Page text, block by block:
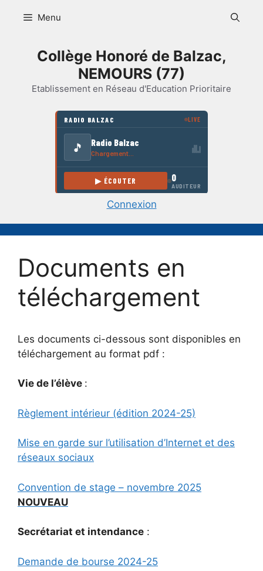
Menu
Collège Honoré de Balzac,
NEMOURS (77)
Etablissement en Réseau d'Education Prioritaire
Connexion
Documents en
téléchargement
Les documents ci-dessous sont disponibles en
téléchargement au format pdf :
Vie de l’élève :
Règlement intérieur (édition 2024-25)
Mise en garde sur l’utilisation d’Internet et des
réseaux sociaux
Convention de stage – novembre 2025
NOUVEAU
Secrétariat et intendance :
Demande de bourse 2024-25